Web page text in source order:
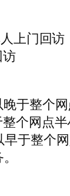
上门回访
于整个网
个网点半
于整个网